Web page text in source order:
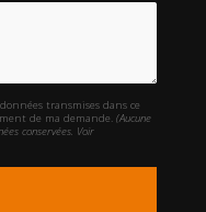
transmises dans ce
de ma demande.(Aucune
conservées. Voir